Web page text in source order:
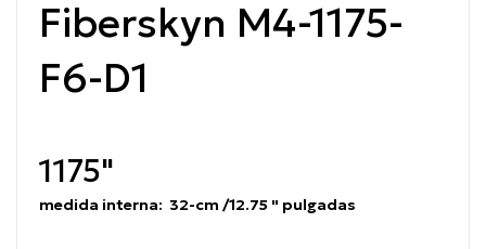
Fiberskyn M4-1175-
F6-D1
1175"
medida interna: 32-cm /12.75 " pulgadas